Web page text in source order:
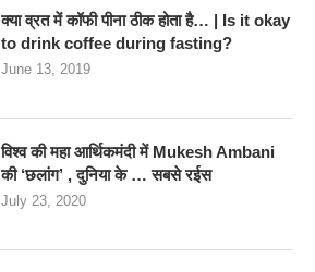
क्या व्रत में कॉफी पीना ठीक होता है… | Is it okay
to drink coffee during fasting?
June 13, 2019
विश्व की महा आर्थिकमंदी में Mukesh Ambani
की ‘छलांग’ , दुनिया के … सबसे रईस
July 23, 2020